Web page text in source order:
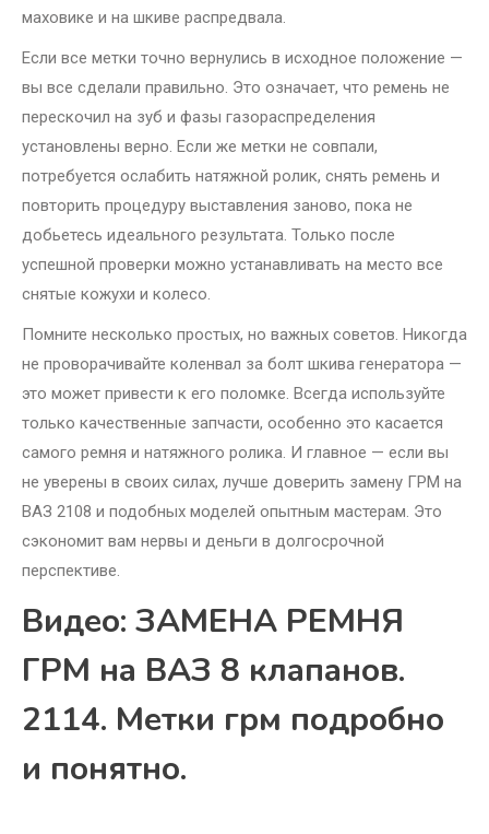
маховике и на шкиве распредвала.
Если все метки точно вернулись в исходное положение —
вы все сделали правильно. Это означает, что ремень не
перескочил на зуб и фазы газораспределения
установлены верно. Если же метки не совпали,
потребуется ослабить натяжной ролик, снять ремень и
повторить процедуру выставления заново, пока не
добьетесь идеального результата. Только после
успешной проверки можно устанавливать на место все
снятые кожухи и колесо.
Помните несколько простых, но важных советов. Никогда
не проворачивайте коленвал за болт шкива генератора —
это может привести к его поломке. Всегда используйте
только качественные запчасти, особенно это касается
самого ремня и натяжного ролика. И главное — если вы
не уверены в своих силах, лучше доверить замену ГРМ на
ВАЗ 2108 и подобных моделей опытным мастерам. Это
сэкономит вам нервы и деньги в долгосрочной
перспективе.
Видео: ЗАМЕНА РЕМНЯ
ГРМ на ВАЗ 8 клапанов.
2114. Метки грм подробно
и понятно.